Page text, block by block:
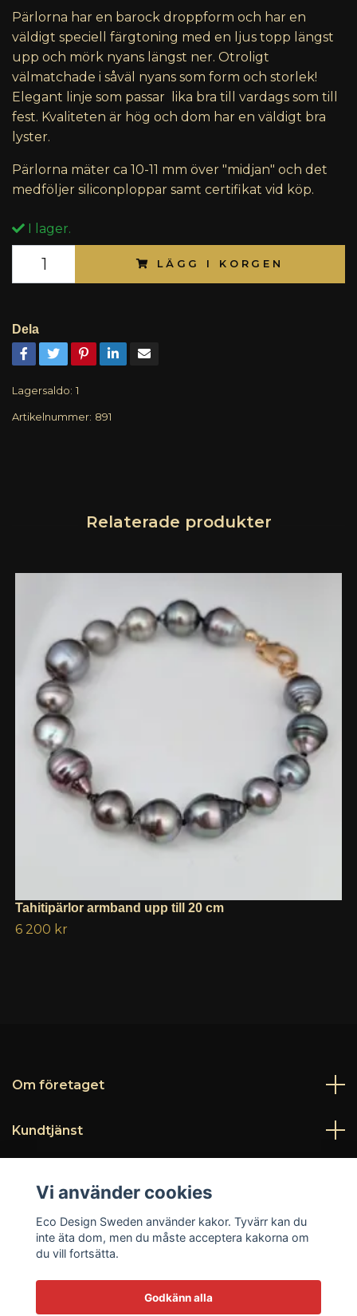
Pärlorna har en barock droppform och har en
väldigt speciell färgtoning med en ljus topp längst
upp och mörk nyans längst ner. Otroligt
välmatchade i såväl nyans som form och storlek!
Elegant linje som passar lika bra till vardags som till
fest. Kvaliteten är hög och dom har en väldigt bra
lyster.
Pärlorna mäter ca 10-11 mm över "midjan" och det
medföljer siliconploppar samt certifikat vid köp.
I lager.
LÄGG I KORGEN
Dela
Lagersaldo: 1
Artikelnummer: 891
Tahitipärlor armband upp till 20 cm
6 200 kr
Om företaget
Kundtjänst
Sociala medier
Vi använder cookies
Eco Design Sweden använder kakor. Tyvärr kan du
inte äta dom, men du måste acceptera kakorna om
du vill fortsätta.
Godkänn alla